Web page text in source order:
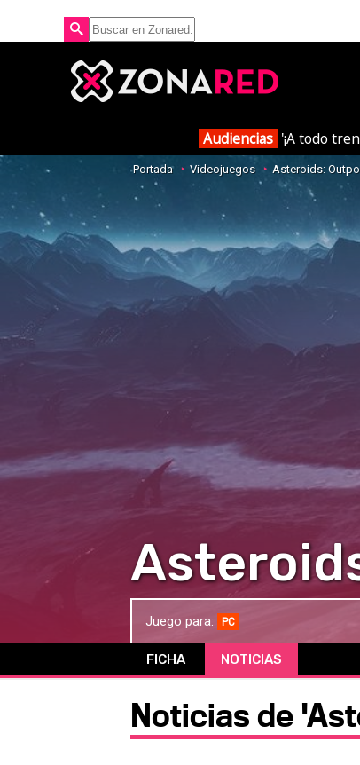
Audiencias '¡A todo
Portada Videojuegos Asteroids:
Juego para: PC
FICHA NOTICIAS
Noticias de